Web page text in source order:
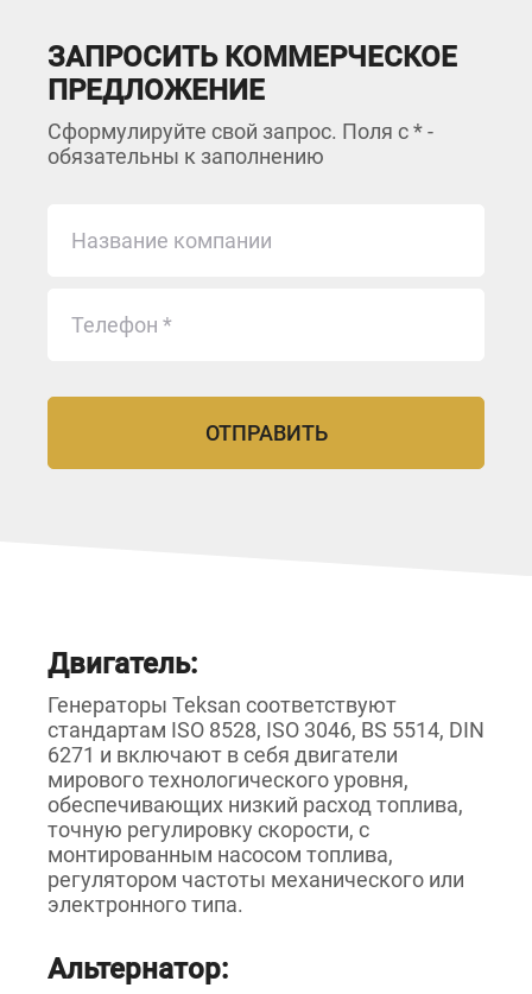
ЗАПРОСИТЬ КОММЕРЧЕСКОЕ
ПРЕДЛОЖЕНИЕ
Сформулируйте свой запрос. Поля с * -
обязательны к заполнению
Двигатель:
Генераторы Teksan соответствуют
стандартам ISO 8528, ISO 3046, BS 5514, DIN
6271 и включают в себя двигатели
мирового технологического уровня,
обеспечивающих низкий расход топлива,
точную регулировку скорости, с
монтированным насосом топлива,
регулятором частоты механического или
электронного типа.
Альтернатор: